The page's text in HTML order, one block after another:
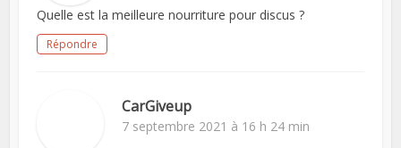
Quelle est la meilleure nourriture pour discus ?
Répondre
CarGiveup
7 septembre 2021 à 16 h 24 min